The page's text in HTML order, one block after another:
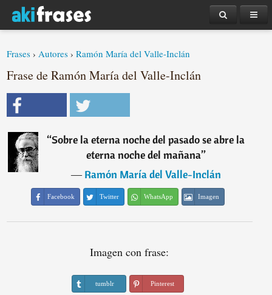
Frases ›Autores ›Ramón María del Valle-Inclán
Frase de Ramón María del Valle-Inclán
“Sobre la eterna noche del pasado se abre la
eterna noche del mañana”
―Ramón María del Valle-Inclán
Facebook Twitter WhatsApp Imagen
Imagen con frase:
tumblr Pinterest